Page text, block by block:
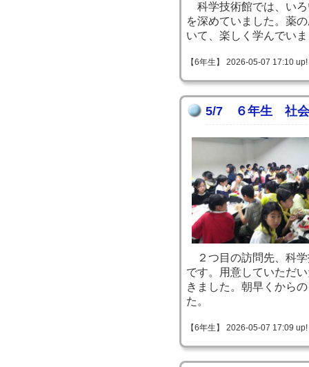
科学技術館では、いろ
を深めていました。薬
いて、楽しく学んでい
【6年生】 2026-05-07 17:10 up!
5/7 ６年生 社会
２つ目の訪問先、科学
です。用意していただ
きました。朝早くから
た。
【6年生】 2026-05-07 17:09 up!